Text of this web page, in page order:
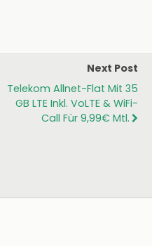
Next Post
Telekom Allnet-Flat Mit 35
GB LTE Inkl. VoLTE & WiFi-
Call Für 9,99€ Mtl.